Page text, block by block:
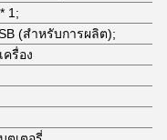
1;
(สำหรับการผลิต);
ครื่อง